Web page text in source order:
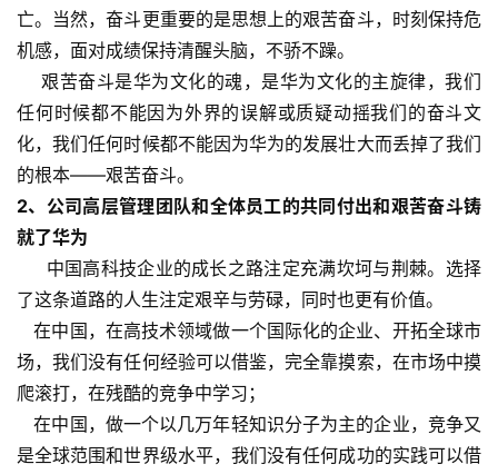
亡。当然，奋斗更重要的是思想上的艰苦奋斗，时刻保持危
机感，面对成绩保持清醒头脑，不骄不躁。
艰苦奋斗是华为文化的魂，是华为文化的主旋律，我们
任何时候都不能因为外界的误解或质疑动摇我们的奋斗文
化，我们任何时候都不能因为华为的发展壮大而丢掉了我们
的根本——艰苦奋斗。
2、公司高层管理团队和全体员工的共同付出和艰苦奋斗铸
就了华为
中国高科技企业的成长之路注定充满坎坷与荆棘。选择
了这条道路的人生注定艰辛与劳碌，同时也更有价值。
在中国，在高技术领域做一个国际化的企业、开拓全球市
场，我们没有任何经验可以借鉴，完全靠摸索，在市场中摸
爬滚打，在残酷的竞争中学习；
在中国，做一个以几万年轻知识分子为主的企业，竞争又
是全球范围和世界级水平，我们没有任何成功的实践可以借